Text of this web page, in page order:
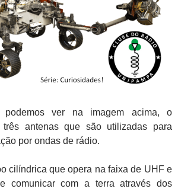
podemos ver na imagem acima, o
três antenas que são utilizadas para
por ondas de rádio.
cilíndrica que opera na faixa de UHF e
comunicar com a terra através dos